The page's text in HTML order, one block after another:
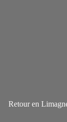
Retour en